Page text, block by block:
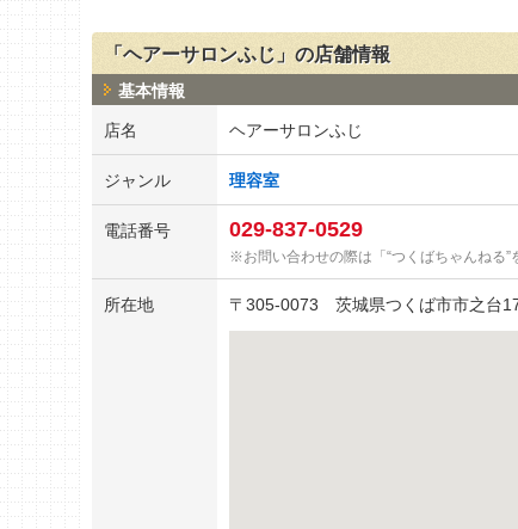
「ヘアーサロンふじ」の店舗情報
基本情報
店名 ヘアーサロンふじ
ジャンル 理容室
電話番号 029-837-0529
お問い合わせの際は「“つくばちゃんねる
所在地 〒 305-0073 茨城県つくば市市之台